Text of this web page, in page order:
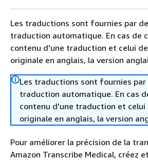
Les traductions sont fournies par
traduction automatique. En cas de
contenu d'une traduction et celui
originale en anglais, la version
Les traductions sont fournies
traduction automatique. En cas
contenu d'une traduction et celui
originale en anglais, la version
Pour améliorer la précision de la
Amazon Transcribe Medical, créez